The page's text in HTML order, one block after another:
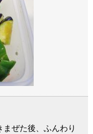
ぜた後、ふんわり